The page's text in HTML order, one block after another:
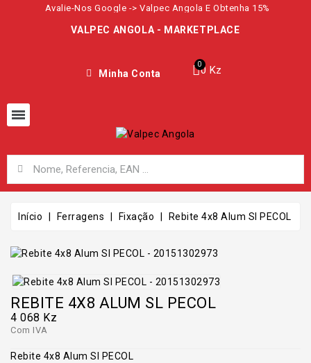
Avalie-Nos Google -> Valpec Angola E Obtenha 15%
VALPEC ANGOLA - MARKETPLACE
Minha Conta 0 Kz
Início Ferragens Fixação Rebite 4x8 Alum Sl PECOL
REBITE 4X8 ALUM SL PECOL
4 068 Kz
Com IVA
Rebite 4x8 Alum Sl PECOL